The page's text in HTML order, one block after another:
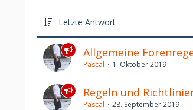
Letzte Antwort
Allgemeine
Pascal 1. Oktober 2019
Regeln und
Pascal 28. September 2019